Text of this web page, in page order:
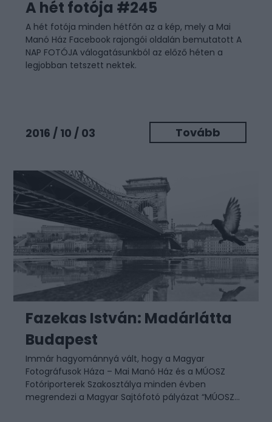
A hét fotója #245
A hét fotója minden hétfőn az a kép, mely a Mai
Manó Ház Facebook rajongói oldalán bemutatott A
NAP FOTÓJA válogatásunkból az előző héten a
legjobban tetszett nektek.
2016 / 10 / 03 Tovább
Fazekas István: Madárlátta
Budapest
Immár hagyománnyá vált, hogy a Magyar
Fotográfusok Háza – Mai Manó Ház és a MÚOSZ
Fotóriporterek Szakosztálya minden évben
megrendezi a Magyar Sajtófotó pályázat “MÚOSZ...